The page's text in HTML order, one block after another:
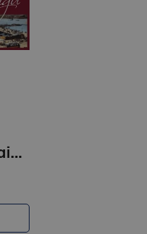
Pastaga pa skaisto Rīgu. Dinamika